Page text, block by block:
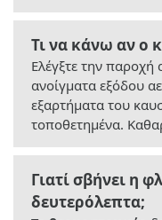
Τι να κάνω αν ο
Ελέγξτε την παροχή
ανοίγματα εξόδου
εξαρτήματα του
τοποθετημένα.
Γιατί σβήνει η
δευτερόλεπτα;